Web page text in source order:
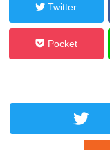
Twitter
Pocket